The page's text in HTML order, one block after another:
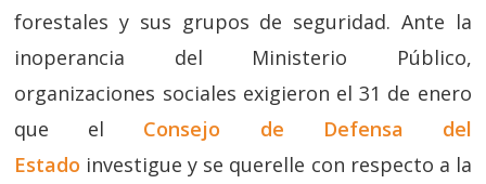
forestales y sus grupos de seguridad. Ante la
inoperancia del Ministerio Público,
organizaciones sociales exigieron el 31 de enero
que el Consejo de Defensa del
Estado investigue y se querelle con respecto a la